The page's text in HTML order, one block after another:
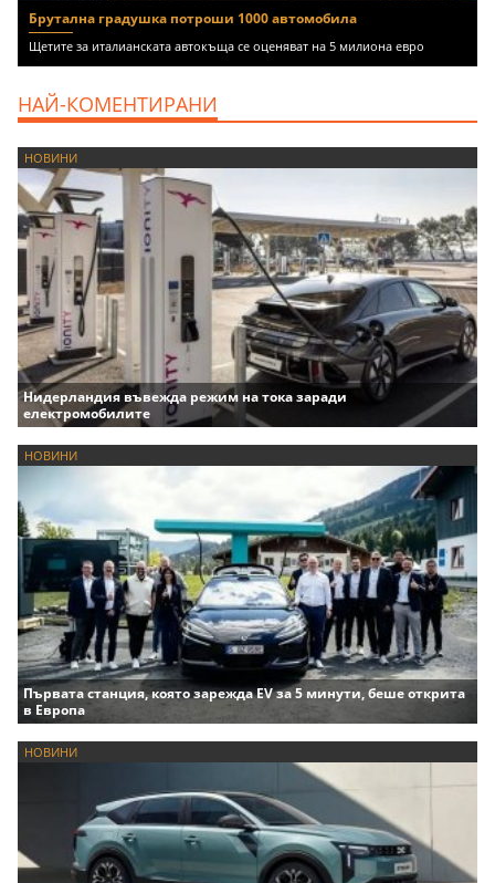
Брутална градушка потроши 1000 автомобила
Щетите за италианската автокъща се оценяват на 5 милиона евро
НАЙ-КОМЕНТИРАНИ
НОВИНИ
Нидерландия въвежда режим на тока заради
електромобилите
НОВИНИ
Първата станция, която зарежда EV за 5 минути, беше открита
в Европа
НОВИНИ